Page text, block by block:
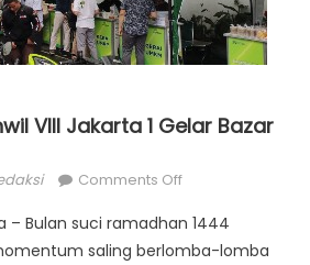
VIII Jakarta 1 Gelar Bazar
Comments Offon
Pegadaian
Kanwil
– Bulan suci ramadhan 1444
saling berlomba-lomba